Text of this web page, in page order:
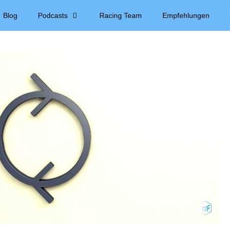
Blog Podcasts Racing Team Empfehlungen